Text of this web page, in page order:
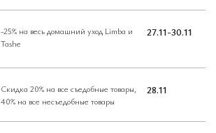
-25% на весь домашний уход Limba и
Tashe
27.11-30.11
Скидка 20% на все съедобные товары,
40% на все несъедобные товары
28.11